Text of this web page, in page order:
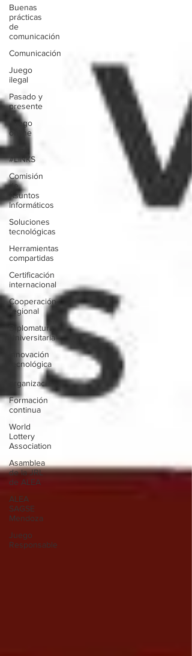
Buenas
prácticas
de
comunicación
Comunicación
Juego
ilegal
Pasado y
presente
Juego
online
ALEA
#LINKS
Comisión
de
Asuntos
Informáticos
Soluciones
tecnológicas
Herramientas
compartidas
Certificación
internacional
Cooperación
regional
Diplomatura
Universitaria
Innovación
tecnológica
organizaci
Formación
continua
World
Lottery
Association
Asamblea
de la JRL
de ALEA
ALEA
SAGSE
Mendoza
Juego
Responsable